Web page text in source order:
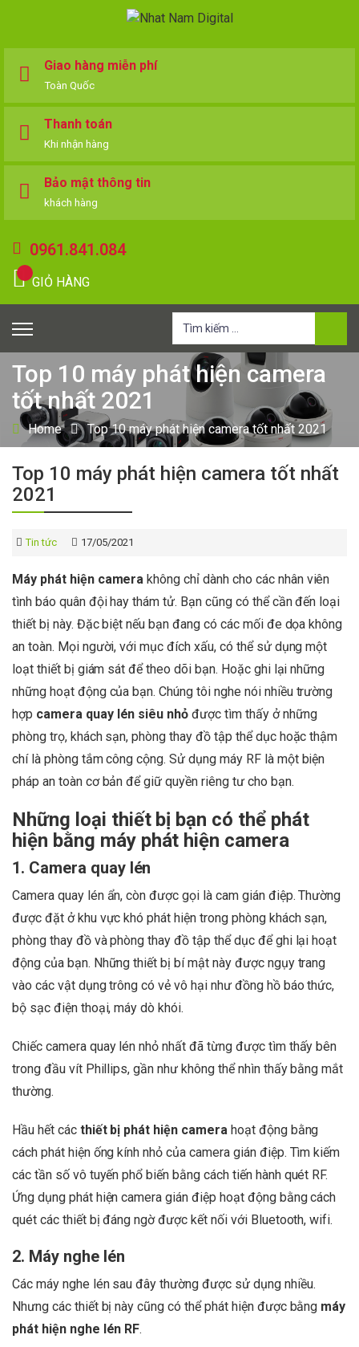
Giao hàng miễn phí
Toàn Quốc
Thanh toán
Khi nhận hàng
Bảo mật thông tin
khách hàng
0961.841.084
GIỎ HÀNG
Tìm
cho:
Top 10 máy phát hiện camera
tốt nhất 2021
Home Top 10 máy phát hiện camera tốt nhất 2021
Top 10 máy phát hiện camera tốt nhất
2021
Tin tức 17/05/2021
Máy phát hiện camera không chỉ dành cho các nhân viên
tình báo quân đội hay thám tử. Bạn cũng có thể cần đến loại
thiết bị này. Đặc biệt nếu bạn đang có các mối đe dọa không
an toàn. Mọi người, với mục đích xấu, có thể sử dụng một
loạt thiết bị giám sát để theo dõi bạn. Hoặc ghi lại những
những hoạt động của bạn. Chúng tôi nghe nói nhiều trường
hợp camera quay lén siêu nhỏ được tìm thấy ở những
phòng trọ, khách sạn, phòng thay đồ tập thể dục hoặc thậm
chí là phòng tắm công cộng. Sử dụng máy RF là một biện
pháp an toàn cơ bản để giữ quyền riêng tư cho bạn.
Những loại thiết bị bạn có thể phát
hiện bằng máy phát hiện camera
1. Camera quay lén
Camera quay lén ẩn, còn được gọi là cam gián điệp. Thường
được đặt ở khu vực khó phát hiện trong phòng khách sạn,
phòng thay đồ và phòng thay đồ tập thể dục để ghi lại hoạt
động của bạn. Những thiết bị bí mật này được ngụy trang
vào các vật dụng trông có vẻ vô hại như đồng hồ báo thức,
bộ sạc điện thoại, máy dò khói.
Chiếc camera quay lén nhỏ nhất đã từng được tìm thấy bên
trong đầu vít Phillips, gần như không thể nhìn thấy bằng mắt
thường.
Hầu hết các thiết bị phát hiện camera hoạt động bằng
cách phát hiện ống kính nhỏ của camera gián điệp. Tìm kiếm
các tần số vô tuyến phổ biến bằng cách tiến hành quét RF.
Ứng dụng phát hiện camera gián điệp hoạt động bằng cách
quét các thiết bị đáng ngờ được kết nối với Bluetooth, wifi.
2. Máy nghe lén
Các máy nghe lén sau đây thường được sử dụng nhiều.
Nhưng các thiết bị này cũng có thể phát hiện được bằng máy
phát hiện nghe lén RF.